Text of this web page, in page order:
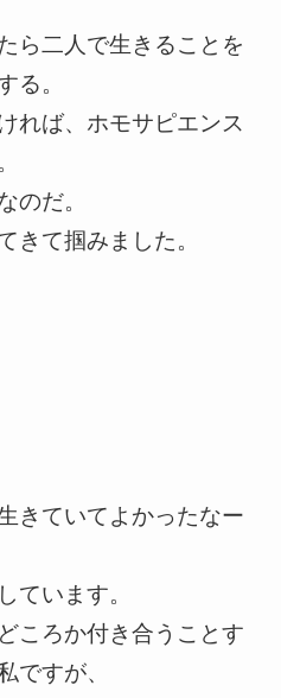
ら二人で生きることを
る。
れば、ホモサピエンス
のだ。
きて掴みました。
きていてよかったなー
ています。
ころか付き合うことす
ですが、